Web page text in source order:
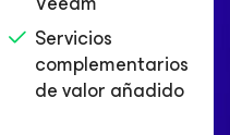
Servicios
complementarios
de valor añadido